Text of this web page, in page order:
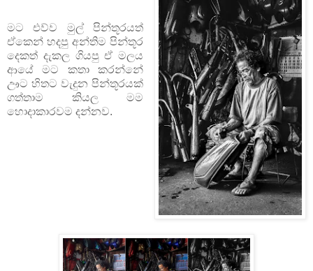
මට එව්ව මුල් පින්තූරයත්
ඒකෙන් හදපු අන්තිම පින්තූර
දෙකත් දැකල ගියපු ඒ මලය
ආයේ මට කතා කරන්නේ
ඌට හිතට වැදුන පින්තූරයක්
ගත්තාම කියල මම
හොදාකාරවම දන්නව.